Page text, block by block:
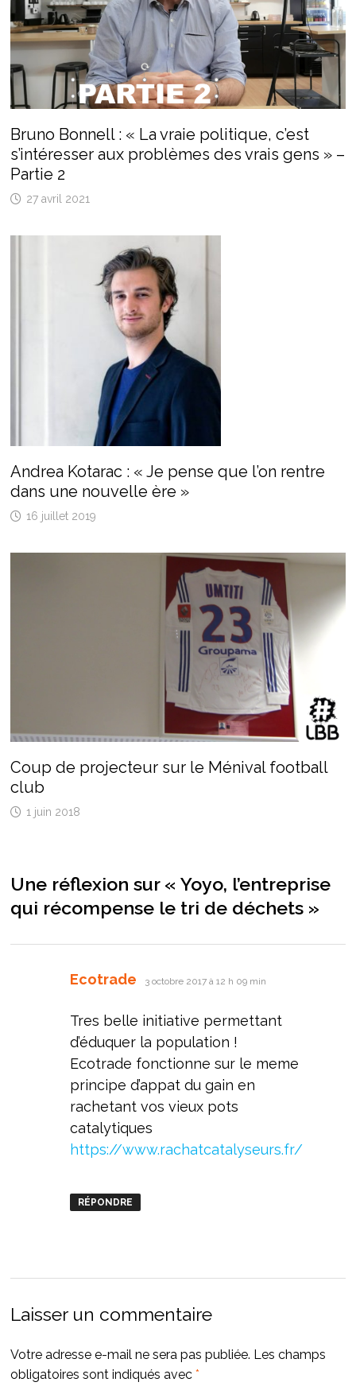
Bruno Bonnell : « La vraie politique, c’est
s’intéresser aux problèmes des vrais gens » –
Partie 2
27 avril 2021
Andrea Kotarac : « Je pense que l’on rentre
dans une nouvelle ère »
16 juillet 2019
Coup de projecteur sur le Ménival football
club
1 juin 2018
Une réflexion sur « Yoyo, l’entreprise
qui récompense le tri de déchets»
Ecotrade dit :
3 octobre 2017 à 12 h 09 min
Tres belle initiative permettant
d’éduquer la population !
Ecotrade fonctionne sur le meme
principe d’appat du gain en
rachetant vos vieux pots
catalytiques
https://www.rachatcatalyseurs.fr/
RÉPONDRE
Laisser un commentaire
Votre adresse e-mail ne sera pas publiée. Les champs
obligatoires sont indiqués avec *